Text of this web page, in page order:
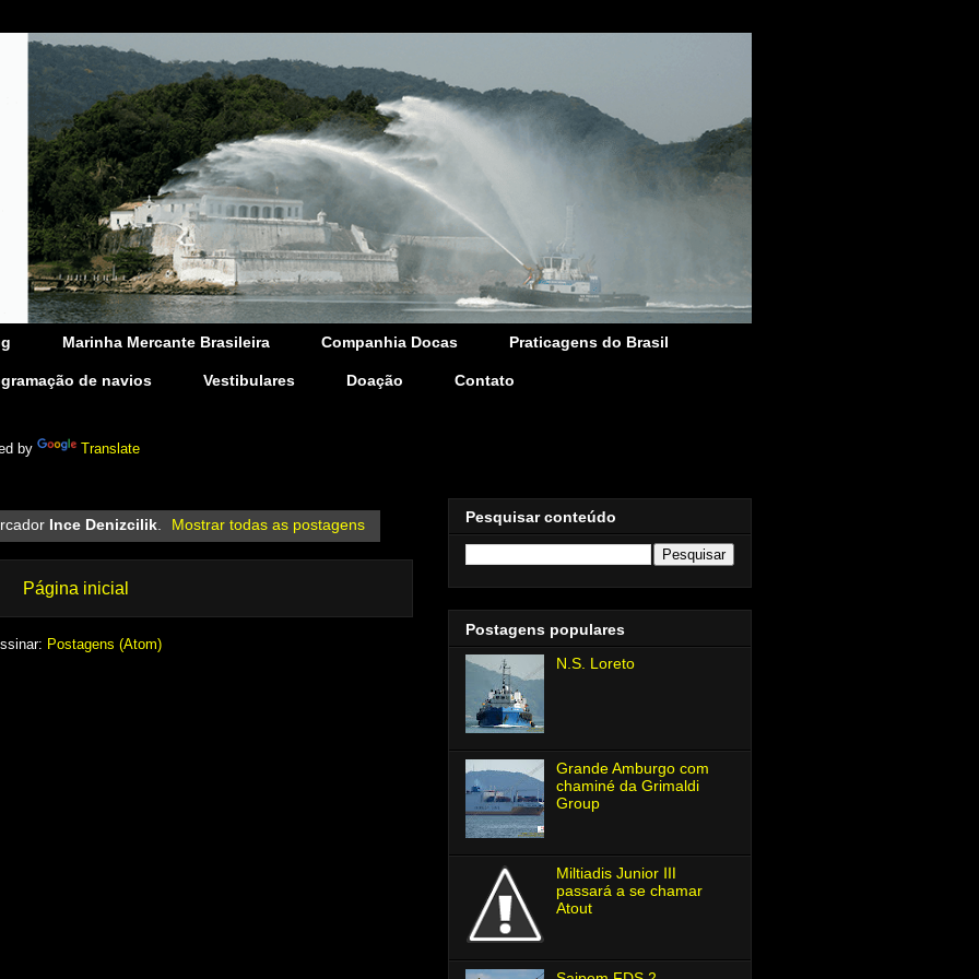
Marinha Mercante Brasileira Companhia Docas Praticagens do Brasil
de navios Vestibulares Doação Contato
by Translate
Ince Denizcilik. Mostrar todas as postagens
Página inicial
Postagens (Atom)
Pesquisar conteúdo
Postagens populares
N.S. Loreto
Grande Amburgo com
chaminé da Grimaldi
Group
Miltiadis Junior Ⅲ
passará a se chamar
Atout